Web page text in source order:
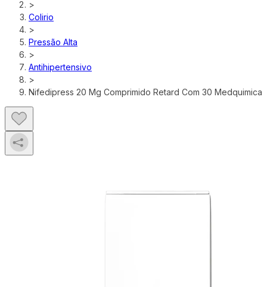
>
Colirio
>
Pressão Alta
>
Antihipertensivo
>
Nifedipress 20 Mg Comprimido Retard Com 30 Medquimica